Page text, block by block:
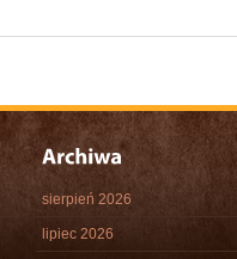
sierpień 2026
lipiec 2026